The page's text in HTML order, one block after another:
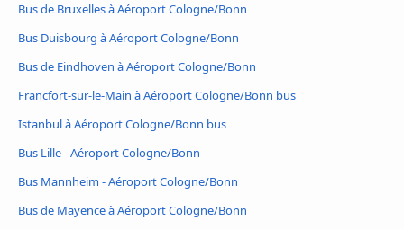
Bus de Bruxelles à Aéroport Cologne/Bonn
Bus Duisbourg à Aéroport Cologne/Bonn
Bus de Eindhoven à Aéroport Cologne/Bonn
Francfort-sur-le-Main à Aéroport Cologne/Bonn bus
Istanbul à Aéroport Cologne/Bonn bus
Bus Lille - Aéroport Cologne/Bonn
Bus Mannheim - Aéroport Cologne/Bonn
Bus de Mayence à Aéroport Cologne/Bonn